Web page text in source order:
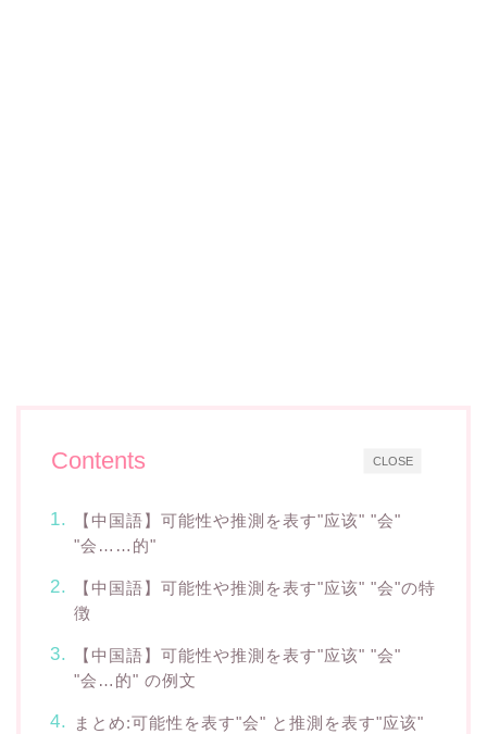
CLOSE
Contents
【中国語】可能性や推測を表す"应该" "会"
"会……的"
【中国語】可能性や推測を表す"应该" "会"の特
徴
【中国語】可能性や推測を表す"应该" "会"
"会…的" の例文
まとめ:可能性を表す"会" と推測を表す"应该"